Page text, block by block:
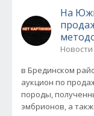
На
Новости
в Брединском
аукцион по
породы,
эмбрионов, а